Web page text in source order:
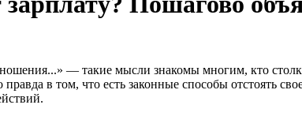
— такие мысли знакомы многим, кто
в том, что есть законные способы отстоять